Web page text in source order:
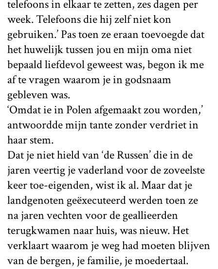
telefoons in elkaar te zetten, zes dagen per
week. Telefoons die hij zelf niet kon
gebruiken.’ Pas toen ze eraan toevoegde dat
het huwelijk tussen jou en mijn oma niet
bepaald liefdevol geweest was, begon ik me
af te vragen waarom je in godsnaam
gebleven was.
‘Omdat ie in Polen afgemaakt zou worden,’
antwoordde mijn tante zonder verdriet in
haar stem.
Dat je niet hield van ‘de Russen’ die in de
jaren veertig je vaderland voor de zoveelste
keer toe-eigenden, wist ik al. Maar dat je
landgenoten geëxecuteerd werden toen ze
na jaren vechten voor de geallieerden
terugkwamen naar huis, was nieuw. Het
verklaart waarom je weg had moeten blijven
van de bergen, je familie, je moedertaal.